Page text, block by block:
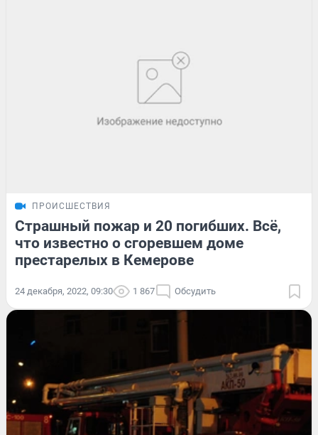
ПРОИСШЕСТВИЯ
Страшный пожар и 20 погибших. Всё,
что известно о сгоревшем доме
престарелых в Кемерове
24 декабря, 2022, 09:30 1 867 Обсудить